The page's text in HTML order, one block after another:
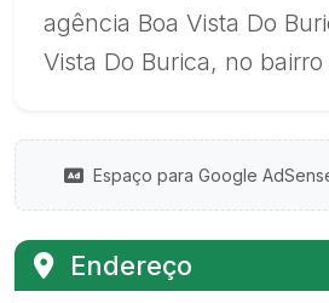
agência Boa Vista Do
Vista Do Burica, no
Espaço para Google
Endereço